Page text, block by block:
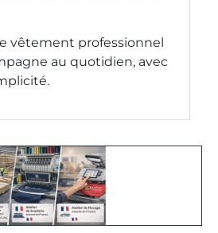
vêtement professionnel
au quotidien, avec